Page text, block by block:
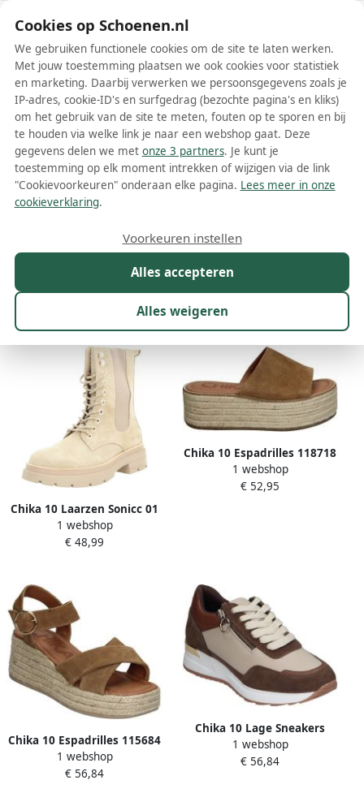
Schoenen.nl
Wis filters Alle filters
Bruine Chika 10 schoenen
Meer lezen
Kleur 1
25 resultaten:
Chika 10 Laarzen Sonicc 01
1 webshop
€ 48,99
Chika 10 Espadrilles 118718
1 webshop
€ 52,95
Chika 10 Espadrilles 115684
1 webshop
€ 56,84
Chika 10 Lage Sneakers
109563
1 webshop
€ 56,84
Cookies op Schoenen.nl
We gebruiken functionele cookies om de site te laten werken.
Met jouw toestemming plaatsen we ook cookies voor statistiek
en marketing. Daarbij verwerken we persoonsgegevens zoals je
IP-adres, cookie-ID's en surfgedrag (bezochte pagina's en kliks)
om het gebruik van de site te meten, fouten op te sporen en bij
te houden via welke link je naar een webshop gaat. Deze
gegevens delen we met onze 3 partners. Je kunt je
toestemming op elk moment intrekken of wijzigen via de link
"Cookievoorkeuren" onderaan elke pagina. Lees meer in onze
cookieverklaring.
Alles accepteren
Alles weigeren
Voorkeuren instellen